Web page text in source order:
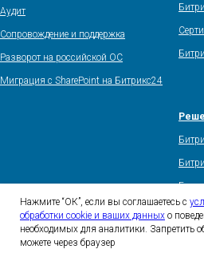
Аудит
Сопровождение и поддержка
Разворот на российской ОС
Миграция с SharePoint на Битрикс24
Нажмите “ОК”, если вы соглашаетесь с
обработки cookie и ваших данных о
необходимых для аналитики. Запретить
можете через браузер